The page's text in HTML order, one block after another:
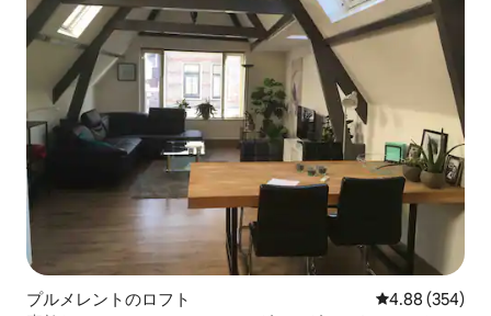
プルメレントのロフト レビュー354
4.88 (354)